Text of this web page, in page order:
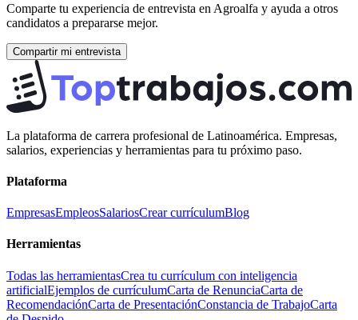
Comparte tu experiencia de entrevista en Agroalfa y ayuda a otros
candidatos a prepararse mejor.
Compartir mi entrevista
La plataforma de carrera profesional de Latinoamérica. Empresas,
salarios, experiencias y herramientas para tu próximo paso.
Plataforma
EmpresasEmpleosSalariosCrear currículumBlog
Herramientas
Todas las herramientasCrea tu currículum con inteligencia
artificialEjemplos de currículumCarta de RenunciaCarta de
RecomendaciónCarta de PresentaciónConstancia de TrabajoCarta